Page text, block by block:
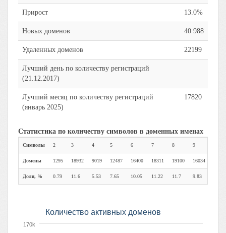
Прирост 13.0%
Новых доменов 40 988
Удаленных доменов 22199
Лучший день по количеству регистраций
(21.12.2017)
Лучший месяц по количеству регистраций
(январь 2025)
17820
Статистика по количеству символов в доменных именах
Символы 2 3 4 5 6 7 8 9
Домены 1295 18932 9019 12487 16400 18311 19100 16034
Доля, % 0.79 11.6 5.53 7.65 10.05 11.22 11.7 9.83
Количество активных доменов
170k